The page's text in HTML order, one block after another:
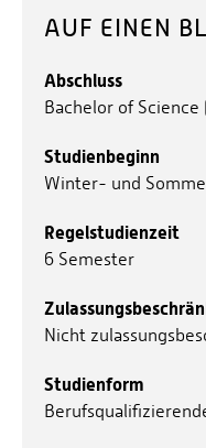
kennen die
reflektieren sowie
Informatik,
und ethischer
und Gleichstellung.
AUF EINEN
Abschluss
Bachelor of Science
Studienbeginn
Winter- und
Regelstudienzeit
6 Semester
Nicht
Studienform